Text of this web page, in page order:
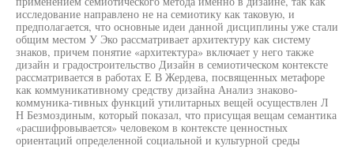
исследование направлено не на семиотику как таковую, и
предполагается, что основные идеи данной дисциплины уже стали
общим местом У Эко рассматривает архитектуру как систему
знаков, причем понятие «архитектура» включает у него также
дизайн и градостроительство Дизайн в семиотическом контексте
рассматривается в работах Е В Жердева, посвященных метафоре
как коммуникативному средству дизайна Анализ знаково-
коммуника-тивных функций утилитарных вещей осуществлен Л
Н Безмоздиным, который показал, что присущая вещам семантика
«расшифровывается» человеком в контексте ценностных
ориентаций определенной социальной и культурной среды